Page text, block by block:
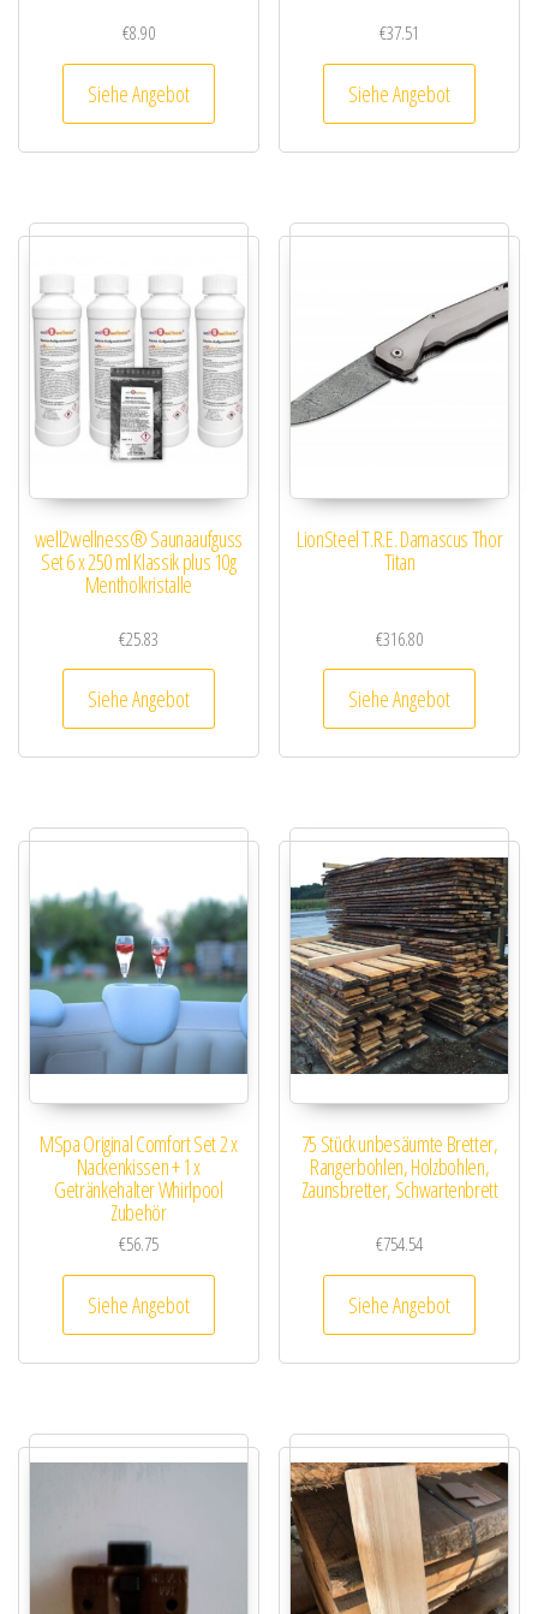
€8.90
Siehe Angebot
€37.51
Siehe Angebot
well2wellness® Saunaaufguss
Set 6 x 250 ml Klassik plus 10g
Mentholkristalle
€25.83
Siehe Angebot
LionSteel T.R.E. Damascus Thor
Titan
€316.80
Siehe Angebot
MSpa Original Comfort Set 2 x
Nackenkissen + 1 x
Getränkehalter Whirlpool
Zubehör
€56.75
Siehe Angebot
75 Stück unbesäumte Bretter,
Rangerbohlen, Holzbohlen,
Zaunsbretter, Schwartenbrett
€754.54
Siehe Angebot